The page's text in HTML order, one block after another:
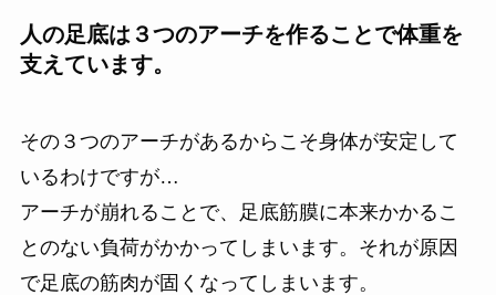
人の足底は３つのアーチを作ることで体重を
支えています。
その３つのアーチがあるからこそ身体が安定して
いるわけですが…
アーチが崩れることで、足底筋膜に本来かかるこ
とのない負荷がかかってしまいます。それが原因
で足底の筋肉が固くなってしまいます。